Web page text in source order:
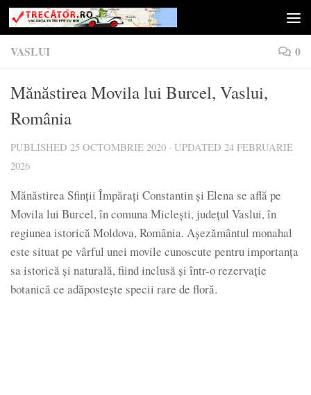
Skip to content
VASLUI 0
Mănăstirea Movila lui Burcel, Vaslui,
România
PUBLISHED 25 OCTOMBRIE 2020 · UPDATED 24 FEBRUARIE
2026
Mănăstirea Sfinții Împărați Constantin și Elena se află pe
Movila lui Burcel, în comuna Miclești, județul Vaslui, în
regiunea istorică Moldova, România. Așezământul monahal
este situat pe vârful unei movile cunoscute pentru importanța
sa istorică și naturală, fiind inclusă și într-o rezervație
botanică ce adăpostește specii rare de floră.